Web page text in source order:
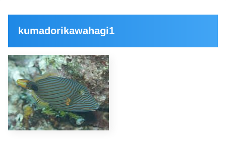
kumadorikawahagi1